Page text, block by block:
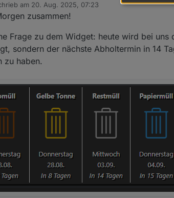
am 20. Aug. 2025, 07:23
editiert von
zusammen!
Frage zu dem Widget: heute wird bei
sondern der nächste Abholtermin in 14
zu haben.